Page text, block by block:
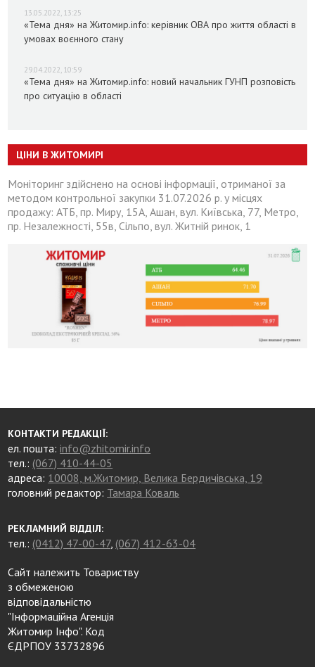
13.05.2022, 13:25
«Тема дня» на Житомир.info: керівник ОВА про життя області в
умовах воєнного стану
29.04.2022, 10:59
«Тема дня» на Житомир.info: новий начальник ГУНП розповість
про ситуацію в області
ЦІНИ В ЖИТОМИРІ
Моніторинг здійснено на основі інформації, отриманої за
методом контрольної закупки 31.07.2026 р. у місцях
продажу: АТБ, пр. Миру, 15А, Ашан, вул. Київська, 77, Метро,
пр. Незалежності, 55в, Сільпо, вул. Житній ринок, 1
КОНТАКТИ РЕДАКЦІЇ:
ел. пошта:info@zhitomir.info
тел.: (067) 410-44-05
адреса: 10008, м.Житомир, Велика Бердичівська, 19
головний редактор: Тамара Коваль
РЕКЛАМНИЙ ВІДДІЛ:
тел.: (0412) 47-00-47, (067) 412-63-04
Сайт належить Товариству
з обмеженою
відповідальністю
"Інформаційна Агенція
Житомир Інфо". Код
ЄДРПОУ 33732896